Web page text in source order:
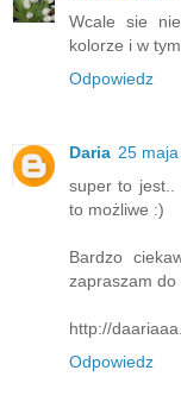
Wcale sie
kolorze i w
Odpowiedz
Daria 25
super to jest..
to możliwe :)
Bardzo
zapraszam do
http://
Odpowiedz